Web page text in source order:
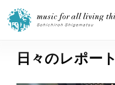
ホーム
日々のレポート